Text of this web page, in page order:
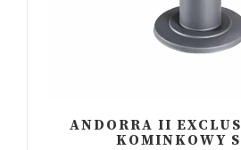
ANDORRA II
KOMINKOWY